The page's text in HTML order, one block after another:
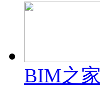
BIM之家